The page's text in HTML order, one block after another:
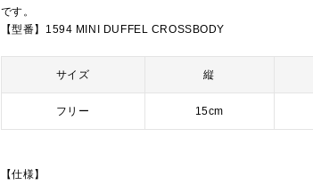
です。
【型番】1594 MINI DUFFEL CROSSBODY
サイズ 縦
フリー 15cm
【仕様】